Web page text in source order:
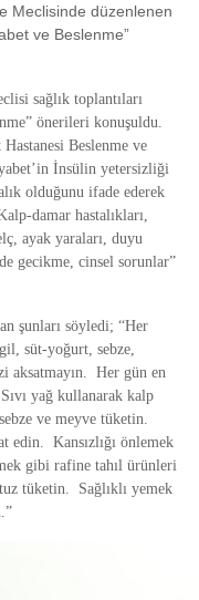
Meclisinde düzenlenen
ve Beslenme”
sağlık toplantıları
önerileri konuşuldu.
Beslenme ve
İnsülin yetersizliği
olduğunu ifade ederek
damar hastalıkları,
ayak yaraları, duyu
gecikme, cinsel sorunlar”
şunları söyledi; “Her
süt-yoğurt, sebze,
aksatmayın. Her gün en
yağ kullanarak kalp
ve meyve tüketin.
edin. Kansızlığı önlemek
gibi rafine tahıl ürünleri
tüketin. Sağlıklı yemek